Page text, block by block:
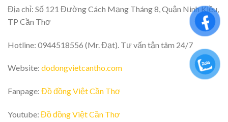
Địa chỉ: Số 121 Đường Cách Mạng Tháng 8, Quận Ninh Kiều,
TP Cần Thơ
Hotline: 0944518556 (Mr. Đạt). Tư vấn tận tâm 24/7
Website: dodongvietcantho.com
Fanpage: Đồ đồng Việt Cần Thơ
Youtube: Đồ đồng Việt Cần Thơ